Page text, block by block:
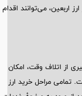
اربعین، می‌توانند اقدام
از اتلاف وقت، امکان
تمامی‌ مراحل خرید ارز